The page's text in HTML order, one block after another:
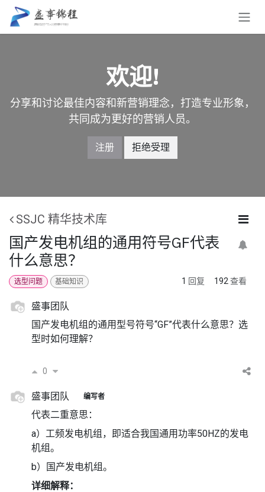
跳至内容
欢迎!
分享和讨论最佳内容和新营销理念，打造专业形象，
共同成为更好的营销人员。
注册 拒绝受理
SSJC 精华技术库
国产发电机组的通用符号GF代表
什么意思？
选型问题 基础知识 1 回复 192 查看
盛事团队
国产发电机组的通用型号符号“GF”代表什么意思？选
型时如何理解？
0
盛事团队 编写者
代表二重意思：
a）工频发电机组，即适合我国通用功率50HZ的发电
机组。
b）国产发电机组。
详细解释：